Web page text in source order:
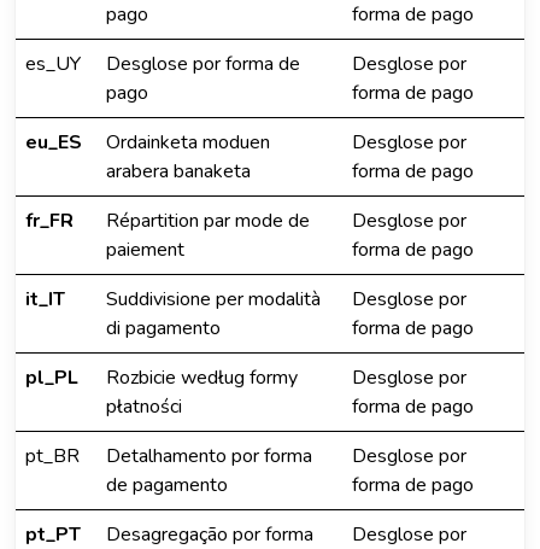
pago
forma de pago
es_UY
Desglose por forma de
pago
Desglose por
forma de pago
eu_ES
Ordainketa moduen
arabera banaketa
Desglose por
forma de pago
fr_FR
Répartition par mode de
paiement
Desglose por
forma de pago
it_IT
Suddivisione per modalità
di pagamento
Desglose por
forma de pago
pl_PL
Rozbicie według formy
płatności
Desglose por
forma de pago
pt_BR
Detalhamento por forma
de pagamento
Desglose por
forma de pago
pt_PT
Desagregação por forma
Desglose por